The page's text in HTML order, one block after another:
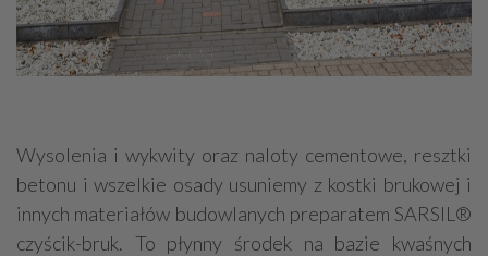
Wysolenia i wykwity oraz naloty cementowe, resztki
betonu i wszelkie osady usuniemy z kostki brukowej i
innych materiałów budowlanych preparatem SARSIL®
czyścik-bruk. To płynny środek na bazie kwaśnych